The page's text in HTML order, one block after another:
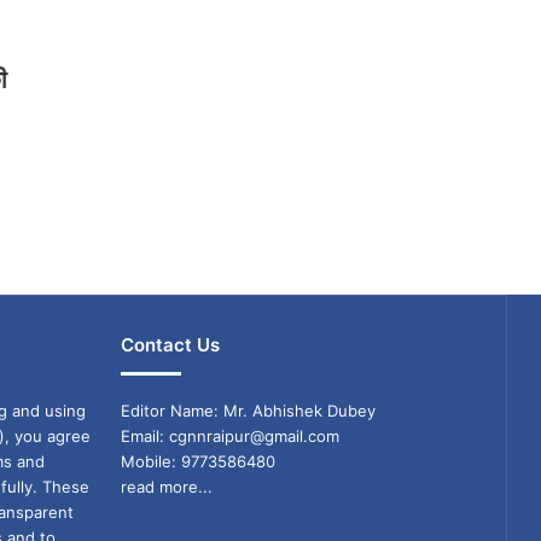
and using
you agree
and
These
and to
Contact Us
Editor Name: Mr. Abhishek Dubey
Email: cgnnraipur@gmail.com
Mobile: 9773586480
read more...